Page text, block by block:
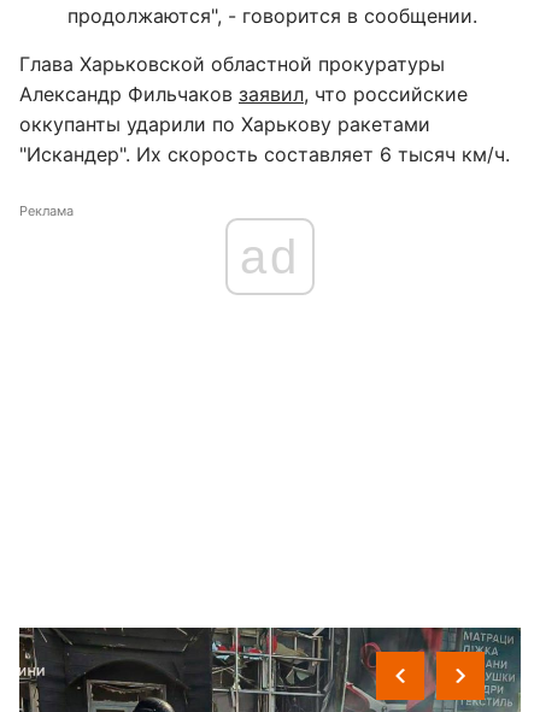
продолжаются", - говорится в сообщении.
Глава Харьковской областной прокуратуры
Александр Фильчаков заявил, что российские
оккупанты ударили по Харькову ракетами
"Искандер". Их скорость составляет 6 тысяч км/ч.
Реклама
ad